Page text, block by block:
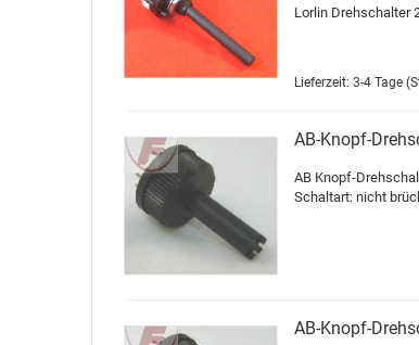
Lorlin Drehschalter
Lieferzeit: 3-4 Tage
AB-Knopf-
AB Knopf-
Schaltart: nicht
AB-Knopf-